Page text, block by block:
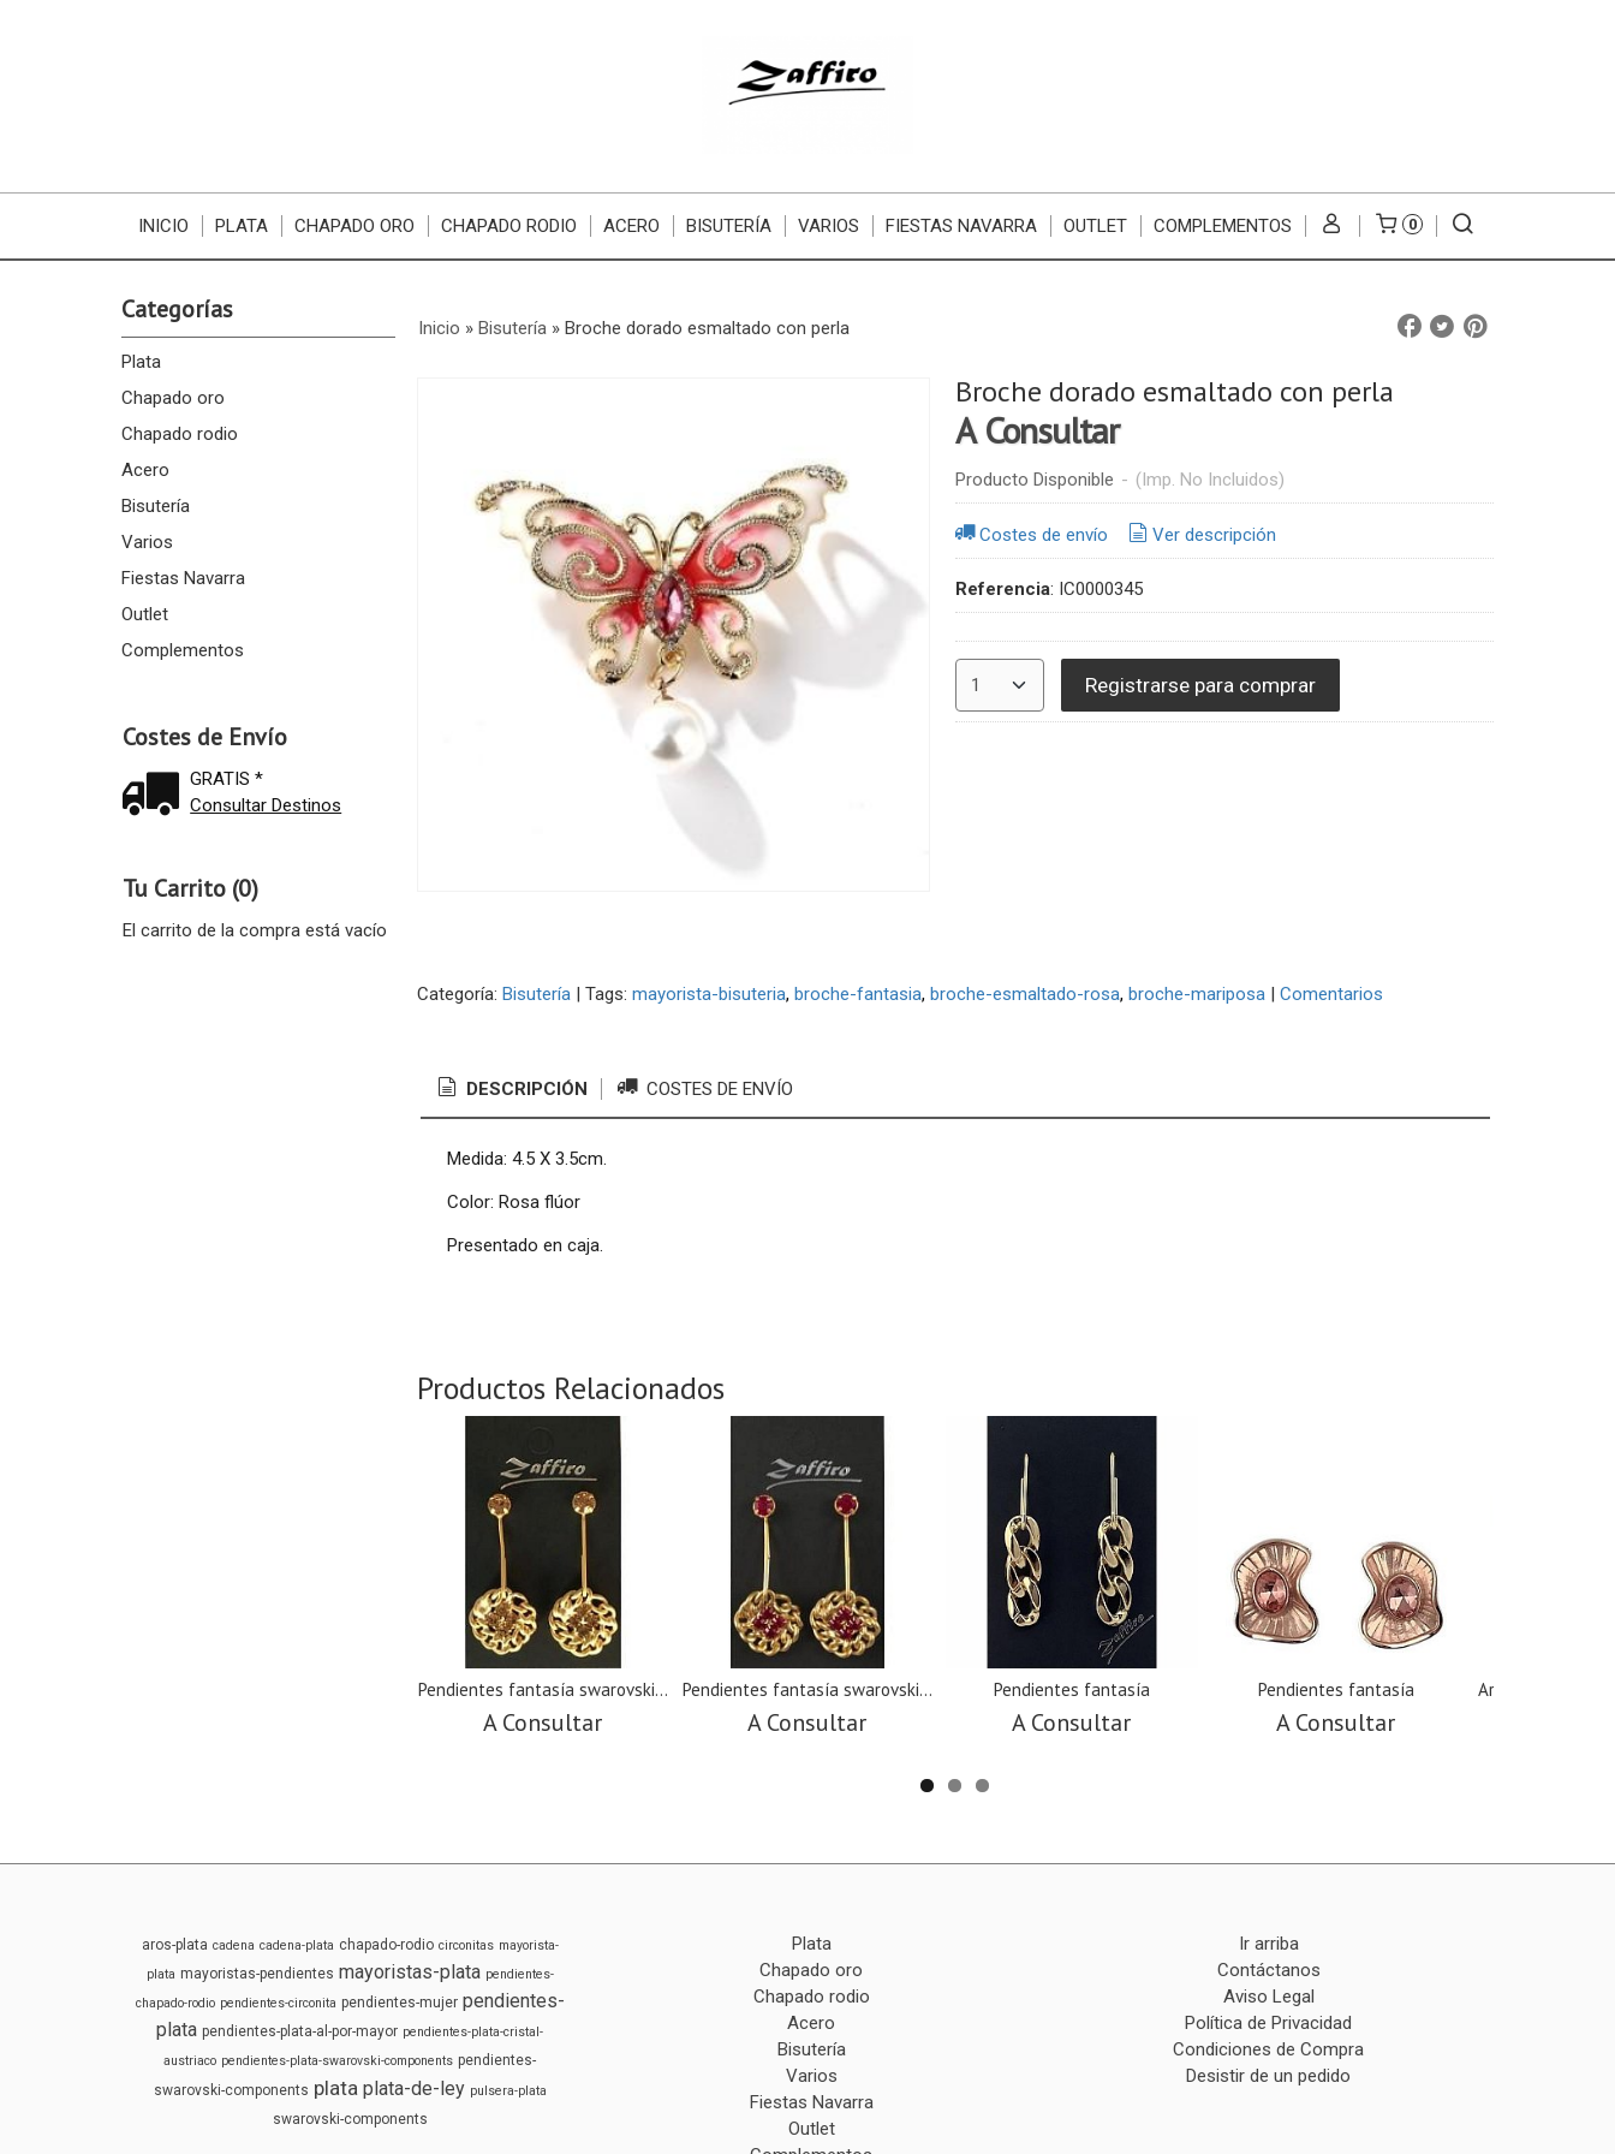
INICIO PLATA CHAPADO ORO CHAPADO RODIO ACERO BISUTERÍA VARIOS FIESTAS NAVARRA OUTLET COMPLEMENTOS 0
Categorías
Plata
Chapado oro
Chapado rodio
Acero
Bisutería
Varios
Fiestas Navarra
Outlet
Complementos
Costes de Envío
GRATIS *
Consultar Destinos
Tu Carrito (0)
El carrito de la compra está vacío
Inicio » Bisutería» Broche dorado esmaltado con perla
Broche dorado esmaltado con perla
A Consultar
Producto Disponible - (Imp. No Incluidos)
Costes de envío Ver descripción
Referencia: IC0000345
Registrarse para comprar
Categoría: Bisutería| Tags: mayorista-bisuteria broche-fantasia broche-esmaltado-rosa broche-mariposa | Comentarios
DESCRIPCIÓN COSTES DE ENVÍO
Medida: 4.5 X 3.5cm.
Color: Rosa flúor
Presentado en caja.
Productos Relacionados
Pendientes fantasía swarovski...
A Consultar
Pendientes fantasía swarovski...
A Consultar
Pendientes fantasía
A Consultar
Pendientes fantasía
A Consultar
Aros fantasía
aros-plata cadena cadena-plata chapado-rodio circonitas mayorista-
plata mayoristas-pendientes mayoristas-plata pendientes-
chapado-rodio pendientes-circonita pendientes-mujer pendientes-
plata pendientes-plata-al-por-mayor pendientes-plata-cristal-
austriaco pendientes-plata-swarovski-components pendientes-
swarovski-components plata plata-de-ley pulsera-plata
swarovski-components
Plata
Chapado oro
Chapado rodio
Acero
Bisutería
Varios
Fiestas Navarra
Outlet
Ir arriba
Contáctanos
Aviso Legal
Política de Privacidad
Condiciones de Compra
Desistir de un pedido